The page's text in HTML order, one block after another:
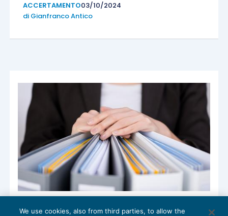
ACCERTAMENTO03/10/2024
di Gianfranco Antico
Comunicazione opzionale: invio dei dati
We use cookies, also from third parties, to allow the